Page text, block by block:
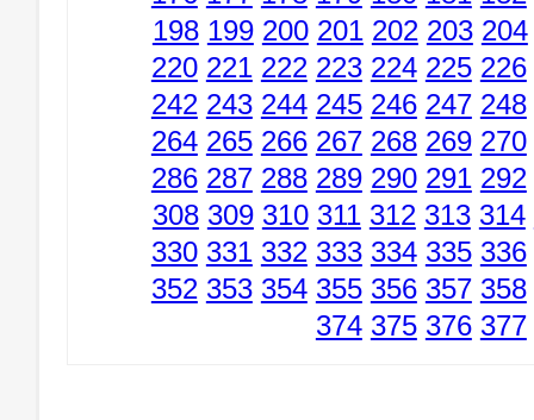
198 199 200 201 202 203 204
220 221 222 223 224 225 226
242 243 244 245 246 247 248
264 265 266 267 268 269 270
286 287 288 289 290 291 292
308 309 310 311 312 313 314
330 331 332 333 334 335 336
352 353 354 355 356 357 358
374 375 376 377